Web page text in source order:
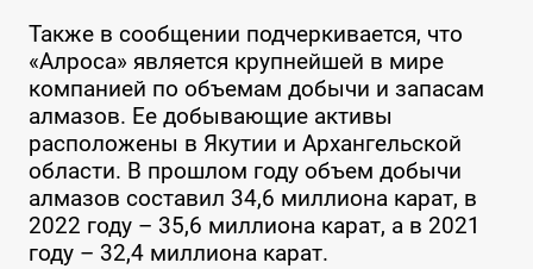
Также в сообщении подчеркивается, что
«Алроса» является крупнейшей в мире
компанией по объемам добычи и запасам
алмазов. Ее добывающие активы
расположены в Якутии и Архангельской
области. В прошлом году объем добычи
алмазов составил 34,6 миллиона карат, в
2022 году – 35,6 миллиона карат, а в 2021
году – 32,4 миллиона карат.